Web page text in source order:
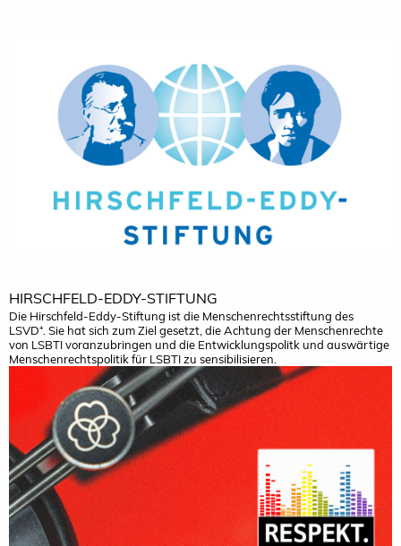
HIRSCHFELD-EDDY-STIFTUNG
Die Hirschfeld-Eddy-Stiftung ist die Menschenrechtsstiftung des
LSVD⁺. Sie hat sich zum Ziel gesetzt, die Achtung der Menschenrechte
von LSBTI voranzubringen und die Entwicklungspolitk und auswärtige
Menschenrechtspolitik für LSBTI zu sensibilisieren.